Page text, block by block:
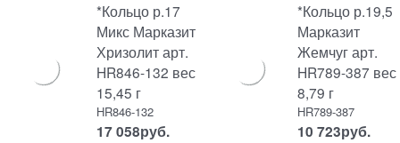
*Кольцо р.17
Микс Марказит
Хризолит арт.
HR846-132 вес
15,45 г
HR846-132
17 058руб.
*Кольцо р.19,5
Марказит
Жемчуг арт.
HR789-387 вес
8,79 г
HR789-387
10 723руб.